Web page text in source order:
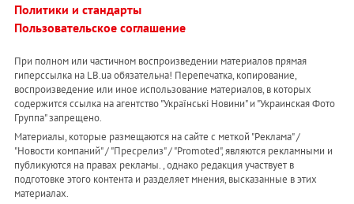
Политики и стандарты
Пользовательское соглашение
При полном или частичном воспроизведении материалов прямая
гиперссылка на LB.ua обязательна! Перепечатка, копирование,
воспроизведение или иное использование материалов, в которых
содержится ссылка на агентство "Українськi Новини" и "Украинская Фото
Группа" запрещено.
Материалы, которые размещаются на сайте с меткой "Реклама" /
"Новости компаний" / "Пресрелиз" / "Promoted", являются рекламными и
публикуются на правах рекламы. , однако редакция участвует в
подготовке этого контента и разделяет мнения, высказанные в этих
материалах.